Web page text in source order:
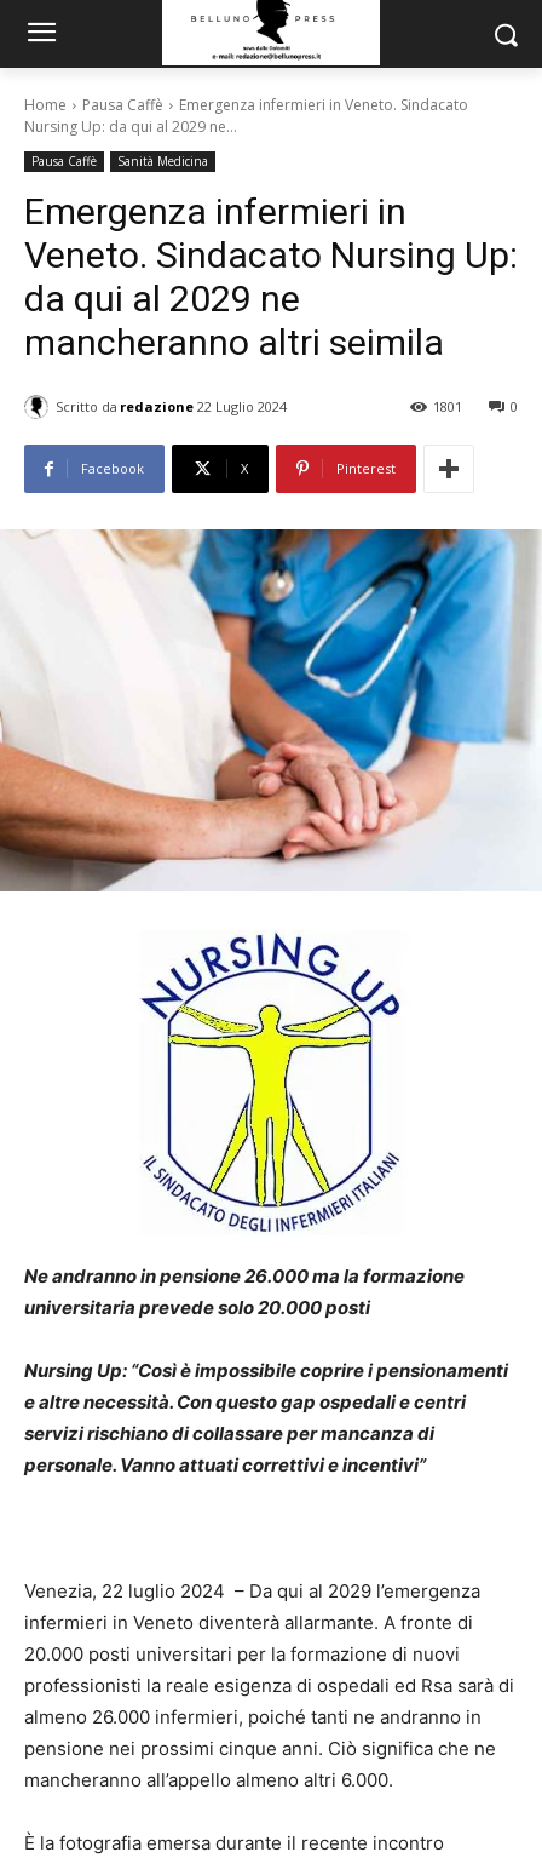
Home Pausa Caffè
Emergenza infermieri in Veneto. Sindacato
Nursing Up: da qui al 2029 ne...
Pausa Caffè Sanità Medicina
Emergenza infermieri in
Veneto. Sindacato Nursing Up:
da qui al 2029 ne
mancheranno altri seimila
Scritto da redazione 22 Luglio 2024 0
1801
Facebook X Pinterest
Ne andranno in pensione 26.000 ma la formazione
universitaria prevede solo 20.000 posti
Nursing Up: “Così è impossibile coprire i pensionamenti
e altre necessità. Con questo gap ospedali e centri
servizi rischiano di collassare per mancanza di
personale. Vanno attuati correttivi e incentivi”
Venezia, 22 luglio 2024 – Da qui al 2029 l’emergenza
infermieri in Veneto diventerà allarmante. A fronte di
20.000 posti universitari per la formazione di nuovi
professionisti la reale esigenza di ospedali ed Rsa sarà di
almeno 26.000 infermieri, poiché tanti ne andranno in
pensione nei prossimi cinque anni. Ciò significa che ne
mancheranno all’appello almeno altri 6.000.
È la fotografia emersa durante il recente incontro